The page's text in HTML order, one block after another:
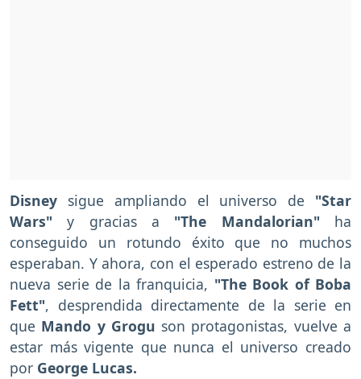
Disney sigue ampliando el universo de "Star
Wars" y gracias a "The Mandalorian" ha
conseguido un rotundo éxito que no muchos
esperaban. Y ahora, con el esperado estreno de la
nueva serie de la franquicia, "The Book of Boba
Fett", desprendida directamente de la serie en
que Mando y Grogu son protagonistas, vuelve a
estar más vigente que nunca el universo creado
por George Lucas.